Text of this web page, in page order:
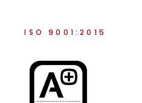
ISO 9001:2015